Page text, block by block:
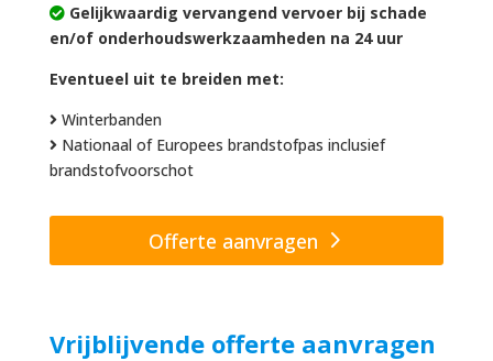
Gelijkwaardig vervangend vervoer bij schade
en/of onderhoudswerkzaamheden na 24 uur
Eventueel uit te breiden met:
Winterbanden
Nationaal of Europees brandstofpas inclusief
brandstofvoorschot
Offerte aanvragen
Vrijblijvende offerte aanvragen